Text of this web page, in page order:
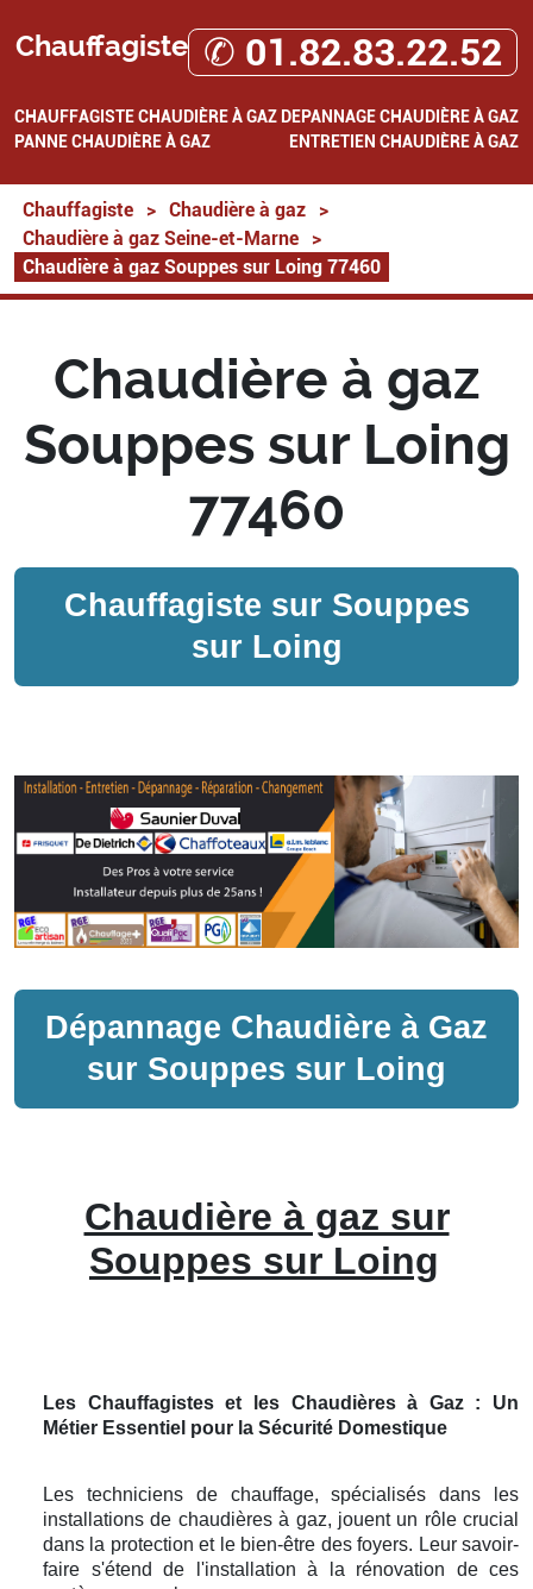
Chauffagiste ✆ 01.82.83.22.52
CHAUFFAGISTECHAUDIÈRE À GAZ DEPANNAGE CHAUDIÈRE À GAZ
PANNE CHAUDIÈRE À GAZ
ENTRETIEN CHAUDIÈRE À GAZ
Chauffagiste > Chaudière à gaz
>
Chaudière à gaz Seine-et-Marne
>
Chaudière à gaz Souppes sur Loing 77460
Chaudière à gaz
Souppes sur Loing
77460
Chauffagiste sur Souppes
sur Loing
Dépannage Chaudière à Gaz
sur Souppes sur Loing
Chaudière à gaz sur
Souppes sur Loing
Les Chauffagistes et les Chaudières à Gaz : Un
Métier Essentiel pour la Sécurité Domestique
Les techniciens de chauffage, spécialisés dans les
installations de chaudières à gaz, jouent un rôle crucial
dans la protection et le bien-être des foyers. Leur savoir-
faire s'étend de l'installation à la rénovation de ces